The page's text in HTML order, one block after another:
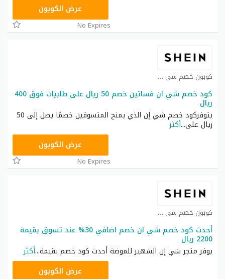
عرض الكوبون
No Expires
كوبون خصم شي ان كوبون
كود خصم شي ان فساتين خصم 50 ريال على طلبيات فوق 400
ريال
يتوفركود خصم شي إن الذي يمنح المتسوقين خصمًا يصل إلى 50
ريال على...أكثر
عرض الكوبون
No Expires
كوبون خصم شي ان كوبون
أحدث كود خصم شي ان خصم اضافي 30% عند تسوق بقيمة
2200 ريال
يوفر متجر شي إن الشهير للموضة أحدث كود خصم بقيمة...أكثر
عرض الكوبون